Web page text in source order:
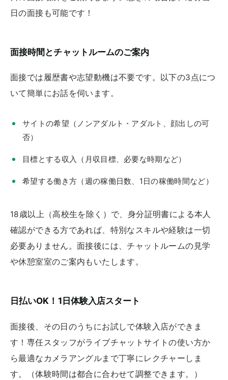
日の面接も可能です！
面接時間とチャットルームのご案内
面接では履歴書や志望動機は不要です。以下の3点につ
いて簡単にお話を伺います。
サイトの希望（ノンアダルト・アダルト、顔出しの可
否）
目標とする収入（月収目標、必要な時期など）
希望する働き方（週の稼働日数、1日の稼働時間など）
18歳以上（高校生を除く）で、身分証明書による本人
確認ができる方であれば、特別なスキルや経験は一切
必要ありません。面接後には、チャットルームの見学
や休憩室室のご案内もいたします。
日払いOK！1日体験入店スタート
面接後、その日のうちにお試しで体験入店ができま
す！専任スタッフがライブチャットサイトの使い方か
ら最適なカメラアングルまで丁寧にレクチャーしま
す。（体験時間は都合に合わせて調整できます。）